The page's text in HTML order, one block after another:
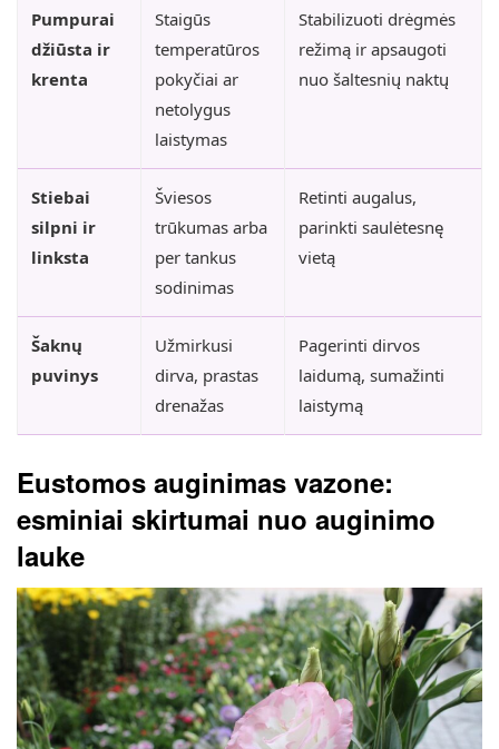
Pumpurai
džiūsta ir
krenta
Staigūs
temperatūros
pokyčiai ar
netolygus
laistymas
Stabilizuoti drėgmės
režimą ir apsaugoti
nuo šaltesnių naktų
Stiebai
silpni ir
linksta
Šviesos
trūkumas arba
per tankus
sodinimas
Retinti augalus,
parinkti saulėtesnę
vietą
Šaknų
puvinys
Užmirkusi
dirva, prastas
drenažas
Pagerinti dirvos
laidumą, sumažinti
laistymą
Eustomos auginimas vazone:
esminiai skirtumai nuo auginimo
lauke